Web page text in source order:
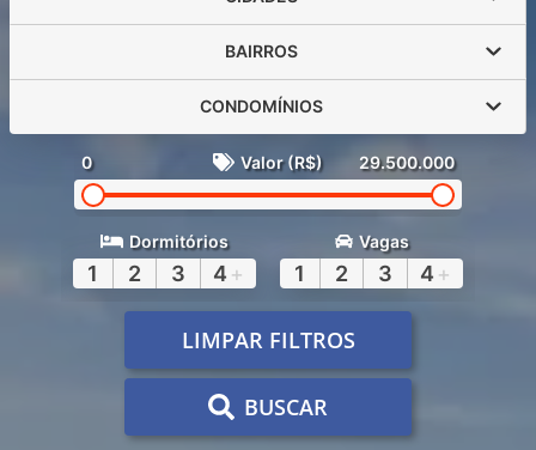
BAIRROS
CONDOMÍNIOS
0 Valor (R$) 29.500.000
Dormitórios
1 2 3 4 +
Vagas
1 2 3 4 +
LIMPAR FILTROS
BUSCAR